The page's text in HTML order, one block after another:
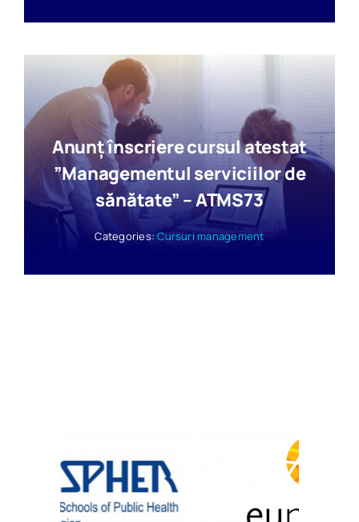
Anunț înscriere cursul atestat
”Managementul serviciilor de
sănătate” – ATMS73
Categories:Cursuri management